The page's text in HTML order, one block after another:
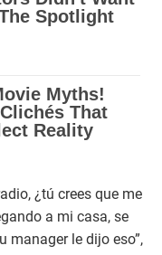
¿tú crees que me
a mi casa, se
manager le dijo eso”,